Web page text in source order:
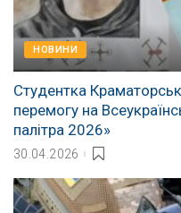
НОВИНИ
Студентка
перемогу на
палітра 2026»
30.04.2026